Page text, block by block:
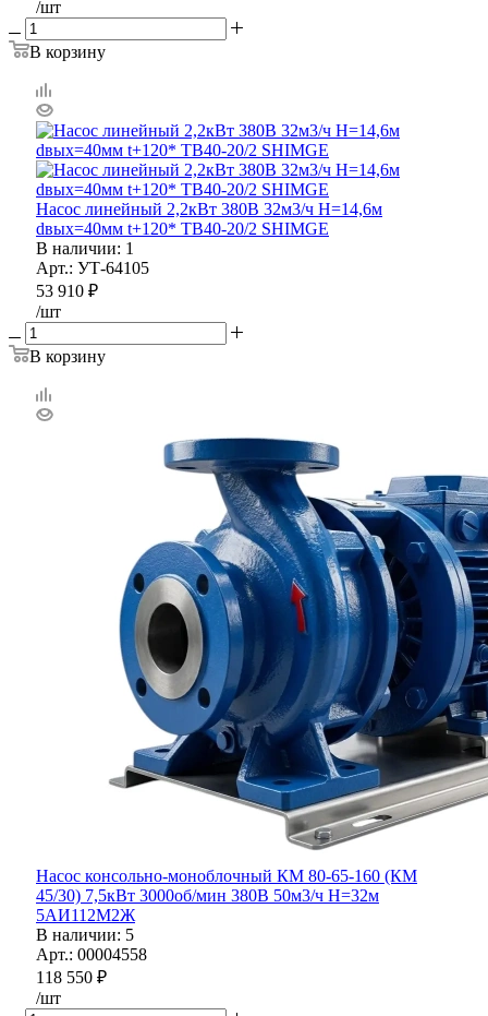
/шт
В корзину
Насос линейный 2,2кВт 380В 32м3/ч H=14,6м
dвых=40мм t+120* TB40-20/2 SHIMGE
В наличии: 1
Арт.: УТ-64105
53 910 ₽
/шт
В корзину
Насос консольно-моноблочный КМ 80-65-160 (КМ
45/30) 7,5кВт 3000об/мин 380В 50м3/ч H=32м
5АИ112М2Ж
В наличии: 5
Арт.: 00004558
118 550 ₽
/шт